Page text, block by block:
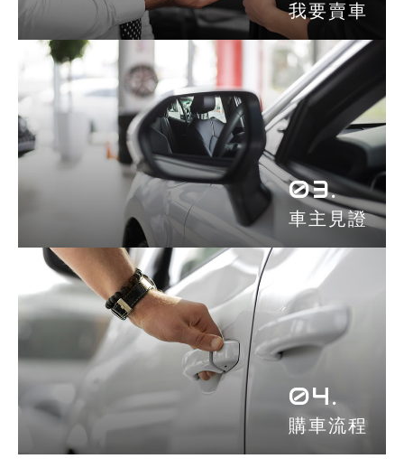
我要賣車
03.
車主見證
04.
購車流程